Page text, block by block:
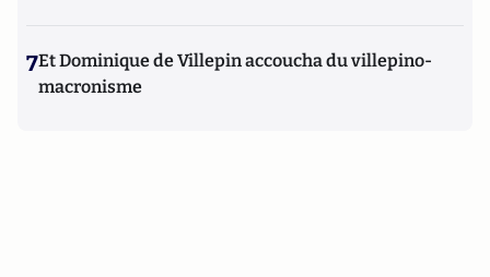
7Et Dominique de Villepin accoucha du villepino-
macronisme